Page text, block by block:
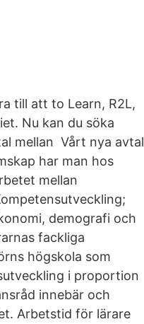
till att to Learn, R2L,
Nu kan du söka
mellan Vårt nya avtal
har man hos
mellan
demografi och
fackliga
högskola som
i proportion
innebär och
Arbetstid för lärare